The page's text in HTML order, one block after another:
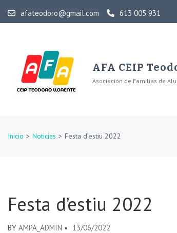
to
afateodoro@gmail.com 613 005 931
AFA CEIP
Asociación de Familias de
Inicio > Noticias > Festa d’estiu 2022
Festa d’estiu 2022
BY AMPA_ADMIN 13/06/2022